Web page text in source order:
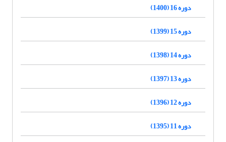
دوره 16 (1400)
دوره 15 (1399)
دوره 14 (1398)
دوره 13 (1397)
دوره 12 (1396)
دوره 11 (1395)